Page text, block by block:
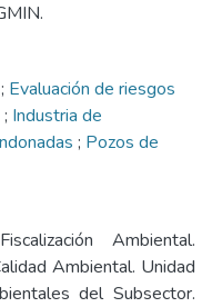
; Evaluación de riesgos
; Industria de
; Pozos de
Ambiental.
Ambiental. Unidad
del Subsector.